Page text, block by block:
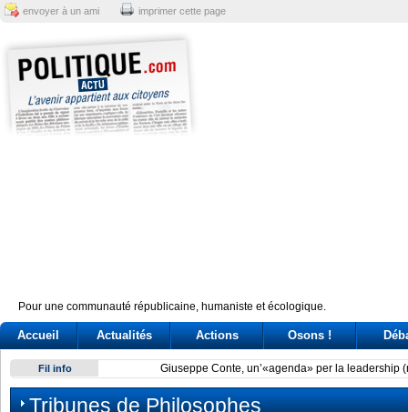
envoyer à un ami imprimer cette page
Pour une communauté républicaine, humaniste et écologique.
Accueil Actualités Actions Osons !
Fil info Giuseppe Conte, un’«agenda» per la leadership (ma il
Tribunes de Philosophes